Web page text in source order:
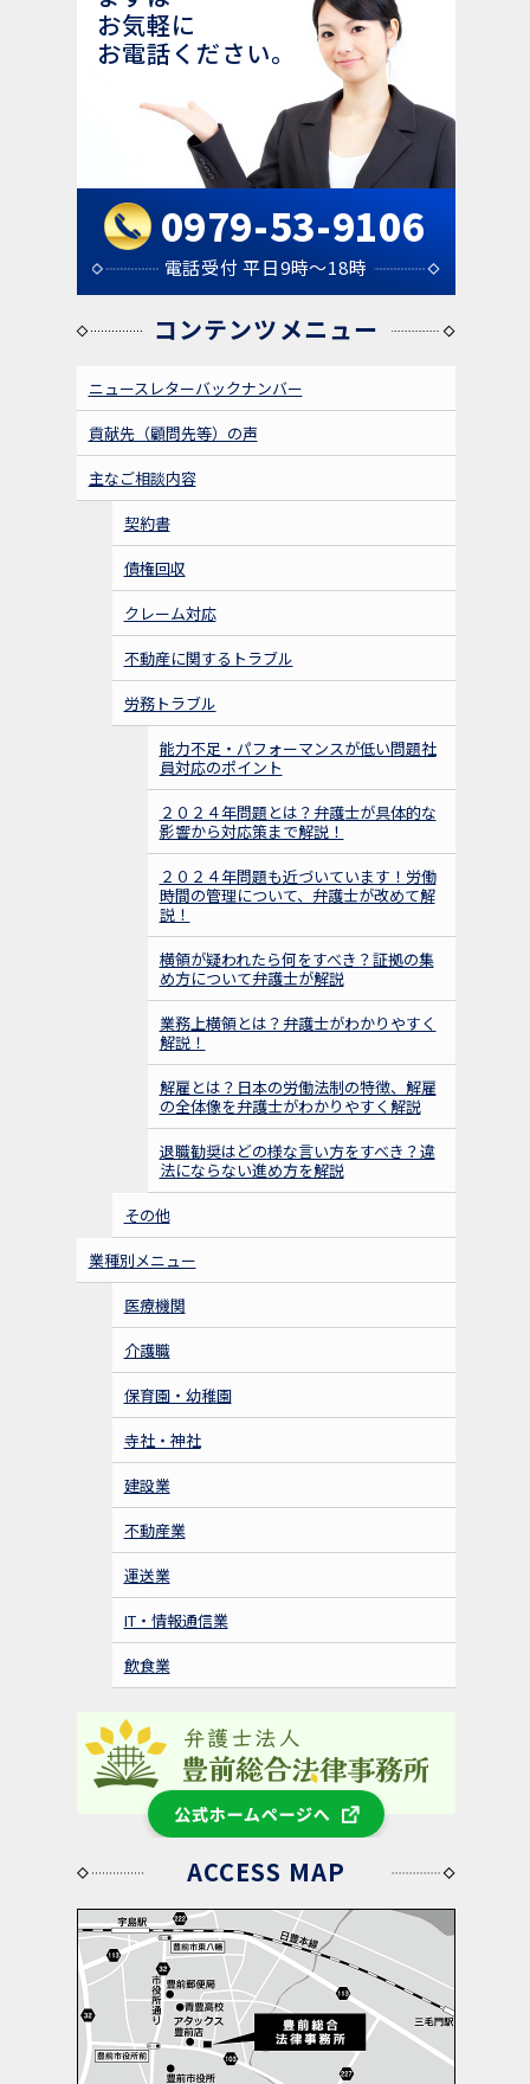
を無くす組織づくり」＠中津文化会館大ホールを
行います！
2023年06月30日
セミナー告知｜「労働問題総まとめセ
ミナー＠中津商工会議所（テキスト代等含み参加
費2200円）」を開催します。
2023年05月29日
な言い方をすべき？違法にならない進め方を解
2023年9月5日 午後4時～午後6時
セミナー告知｜「社会保険労務士との
勉強会②＠当事務所（テキスト代等含み参加費１
０００円）」を開催します。５名まで。今回は、
ローパフォーマー社員の対応方法についてお話し
します。ご興味がおありの社労士先生は、当事務
所までご連絡を！士業ネットワーク構築を目指し
ています！
2023年5月26日 午後4時～午後6時
セミナー
セミナー告知｜「社会保険労務士との
勉強会①＠当事務所（テキスト代等含み参加費１
０００円）」を開催します。５名まで。今回は、
顧客・従業員の引き抜き、競業避止対応について
お話しします。ご興味がおありの社労士先生は、
当事務所までご連絡を！士業ネットワーク構築を
2023年01月13日
弁護士西村幸太郎が地域で弁護士活動
をする魅力を発信するために執筆！「ここに弁護
士がいてよかった」が掲載された法学セミナーが
発売されました！
2022年12月19日
当事務所・ふく社会保険労務士事務所
弁護士×社労士 問題社員対応セミナー＠
豊前総合福祉センター２階視聴覚室」を開催いた
しました！ お足元の悪いなか、複数名にご参加い
ただき、熱心に聴講をいただきました。
2022年12月12日
お知らせ 小規模介護事業所の経営者向けに「
種ハラスメントの対応について@花岡内科循環器
」が開催されました！ １０名前後の経営者
が集合し、熱心にお話を聞いていただけました。
お気軽に
お電話ください。
0979-53-9106
電話受付 平日9時～18時
コンテンツメニュー
ニュースレターバックナンバー
貢献先（顧問先等）の声
主なご相談内容
契約書
債権回収
クレーム対応
不動産に関するトラブル
労務トラブル
能力不足・パフォーマンスが低い問題社
員対応のポイント
２０２４年問題とは？弁護士が具体的な
影響から対応策まで解説！
２０２４年問題も近づいています！労働
時間の管理について、弁護士が改めて解
説！
横領が疑われたら何をすべき？証拠の集
め方について弁護士が解説
業務上横領とは？弁護士がわかりやすく
解説！
解雇とは？日本の労働法制の特徴、解雇
の全体像を弁護士がわかりやすく解説
退職勧奨はどの様な言い方をすべき？違
法にならない進め方を解説
その他
業種別メニュー
医療機関
介護職
保育園・幼稚園
寺社・神社
建設業
不動産業
運送業
IT・情報通信業
飲食業
公式ホームページへ
ACCESS MAP